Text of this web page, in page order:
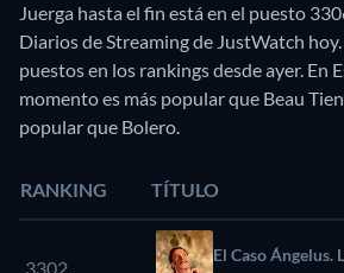
Juerga hasta el fin está en el puesto
Diarios de Streaming de JustWatch
puestos en los rankings desde ayer. En
momento es más popular que Beau
popular que Bolero.
RANKING TÍTULO
3302.
El Caso Ángelus.